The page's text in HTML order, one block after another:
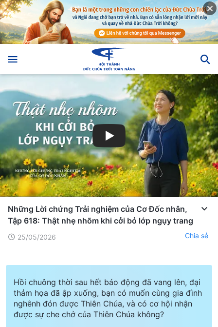
Những Lời chứng Trải nghiệm của Cơ Đốc nhân,
Tập 618: Thật nhẹ nhõm khi cởi bỏ lớp ngụy trang
25/05/2026 Chia sẻ
Hồi chuông thời sau hết báo động đã vang lên, đại
thảm họa đã ập xuống, bạn có muốn cùng gia đình
nghênh đón được Thiên Chúa, và có cơ hội nhận
được sự che chở của Thiên Chúa không?